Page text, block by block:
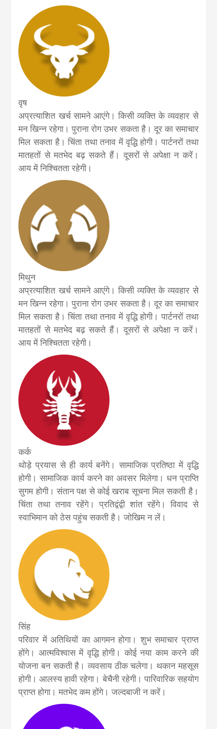
वृष
अप्रत्याशित खर्च सामने आएंगे। किसी व्यक्ति के व्यवहार से
मन खिन्न रहेगा। पुराना रोग उभर सकता है। दूर का समाचार
मिल सकता है। चिंता तथा तनाव में वृद्धि होगी। पार्टनरों तथा
मातहतों से मतभेद बढ़ सकते हैं। दूसरों से अपेक्षा न करें।
आय में निश्चितता रहेगी।
मिथुन
अप्रत्याशित खर्च सामने आएंगे। किसी व्यक्ति के व्यवहार से
मन खिन्न रहेगा। पुराना रोग उभर सकता है। दूर का समाचार
मिल सकता है। चिंता तथा तनाव में वृद्धि होगी। पार्टनरों तथा
मातहतों से मतभेद बढ़ सकते हैं। दूसरों से अपेक्षा न करें।
आय में निश्चितता रहेगी।
कर्क
थोड़े प्रयास से ही कार्य बनेंगे। सामाजिक प्रतिष्ठा में वृद्धि
होगी। सामाजिक कार्य करने का अवसर मिलेगा। धन प्राप्ति
सुगम होगी। संतान पक्ष से कोई खराब सूचना मिल सकती है।
चिंता तथा तनाव रहेंगे। प्रतिद्वंद्वी शांत रहेंगे। विवाद से
स्वाभिमान को ठेस पहुंच सकती है। जोखिम न लें।
सिंह
परिवार में अतिथियों का आगमन होगा। शुभ समाचार प्राप्त
होंगे। आत्मविश्वास में वृद्धि होगी। कोई नया काम करने की
योजना बन सकती है। व्यवसाय ठीक चलेगा। थकान महसूस
होगी। आलस्य हावी रहेगा। बेचैनी रहेगी। पारिवारिक सहयोग
प्राप्त होगा। मतभेद कम होंगे। जल्दबाजी न करें।